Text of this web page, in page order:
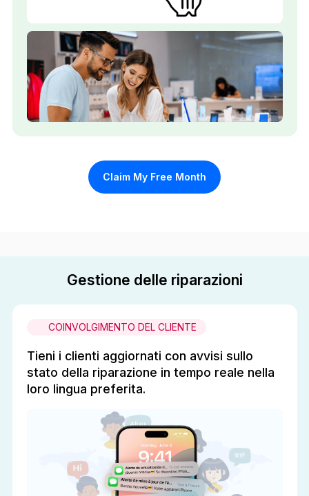
Claim My Free Month
Gestione delle riparazioni
COINVOLGIMENTO DEL CLIENTE
Tieni i clienti aggiornati con avvisi sullo
stato della riparazione in tempo reale nella
loro lingua preferita.